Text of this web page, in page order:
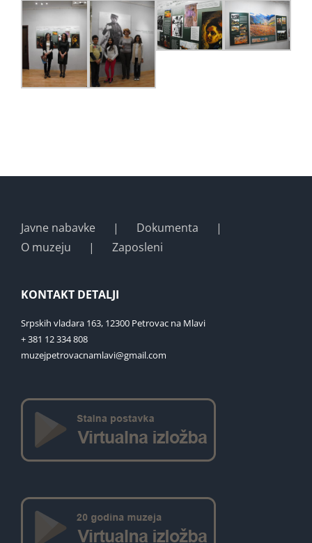
Javne nabavke
Dokumenta
O muzeju
Zaposleni
KONTAKT DETALJI
Srpskih vladara 163, 12300 Petrovac na Mlavi
+ 381 12 334 808
muzejpetrovacnamlavi@gmail.com